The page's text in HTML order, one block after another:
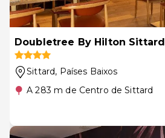
Doubletree By Hilton Sittard
Sittard, Países Baixos
A 283 m de Centro de Sittard